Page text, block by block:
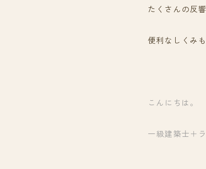
たくさんの反
便利なしくみ
こんにちは。
一級建築士＋